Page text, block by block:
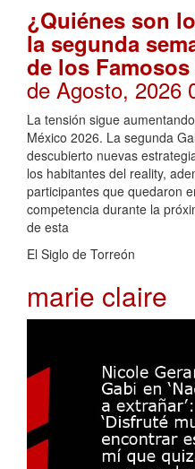
¿Quiénes son
la segunda
de los
de Agosto, 2026
La tensión sigue
México 2026. La segunda
descubierto nuevas
los habitantes del reality,
participantes que quedaron
competencia durante la
de esta
El Siglo de Torreón
marie claire